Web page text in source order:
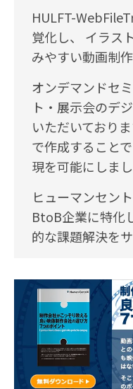
HULFT-
覚化し、 イラス
みやすい動画制
オンデマンドセ
ト・展示会のデ
いただいており
で作成すること
現を可能にしまし
ヒューマンセン
BtoB企業に特化
的な課題解決を